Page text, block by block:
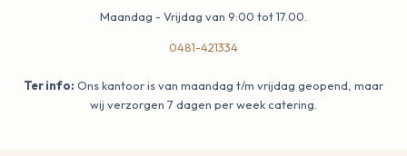
Maandag - Vrijdag van 9:00 tot 17.00.
0481-421334
Ter info: Ons kantoor is van maandag t/m vrijdag geopend, maar
wij verzorgen 7 dagen per week catering.